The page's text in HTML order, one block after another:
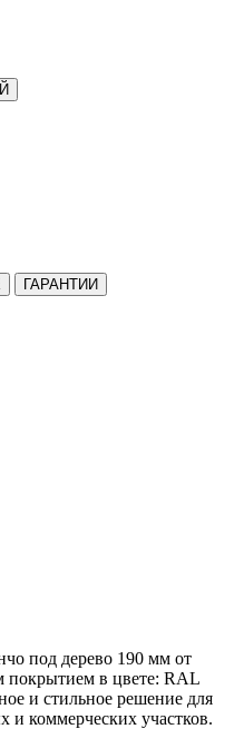
ГАРАНТИИ
под дерево 190 мм от
в цвете: RAL
и стильное решение для
и коммерческих участков.